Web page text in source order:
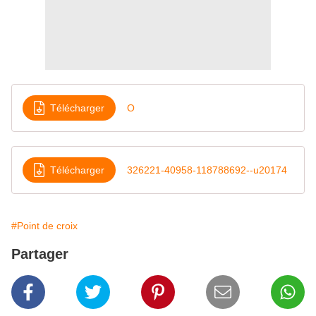
Télécharger O
Télécharger 326221-40958-118788692--u20174
#Point de croix
Partager